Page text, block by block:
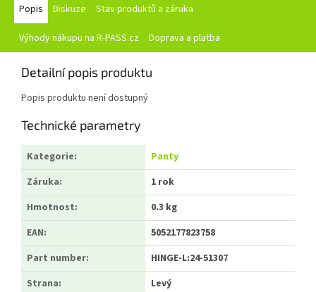
Popis Diskuze Stav produktů a záruka
Výhody nákupu na R-PASS.cz Doprava a platba
Detailní popis produktu
Popis produktu není dostupný
Technické parametry
Kategorie:
Panty
Záruka:
1 rok
Hmotnost:
0.3 kg
EAN:
5052177823758
Part number:
HINGE-L:24-51307
Strana:
Levý